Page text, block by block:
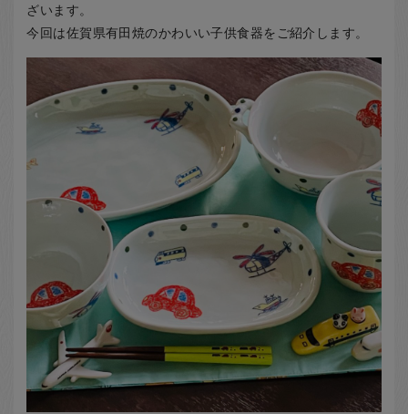
ご利用ガイド
法人・飲食店のお客様
店舗紹介
お知らせ
箸ブログ
ざいます。
今回は佐賀県有田焼のかわいい子供食器をご紹介します。